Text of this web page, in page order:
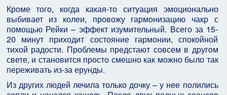
Кроме того, когда какая-то ситуация эмоционально
выбивает из колеи, провожу гармонизацию чакр с
помощью Рейки – эффект изумительный. Всего за 15-
20 минут приходит состояние гармонии, спокойной
тихой радости. Проблемы предстают совсем в другом
свете, и становится просто смешно как можно было так
переживать из-за ерунды.
Из других людей лечила только дочку – у нее полились